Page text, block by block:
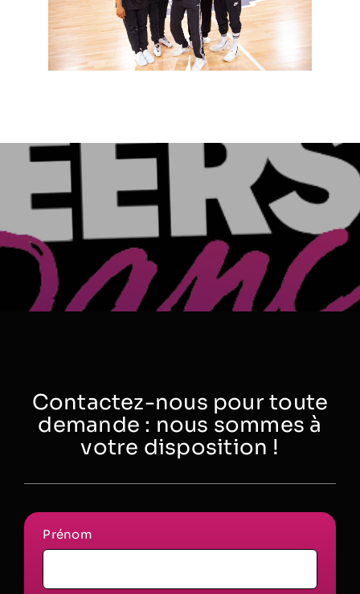
Contactez-nous pour toute
demande : nous sommes à
votre disposition !
Prénom